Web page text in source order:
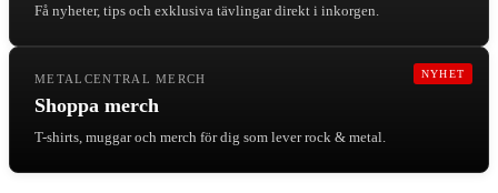
Få nyheter, tips och exklusiva tävlingar direkt i inkorgen.
NYHET
METALCENTRAL MERCH
Shoppa merch
T-shirts, muggar och merch för dig som lever rock & metal.